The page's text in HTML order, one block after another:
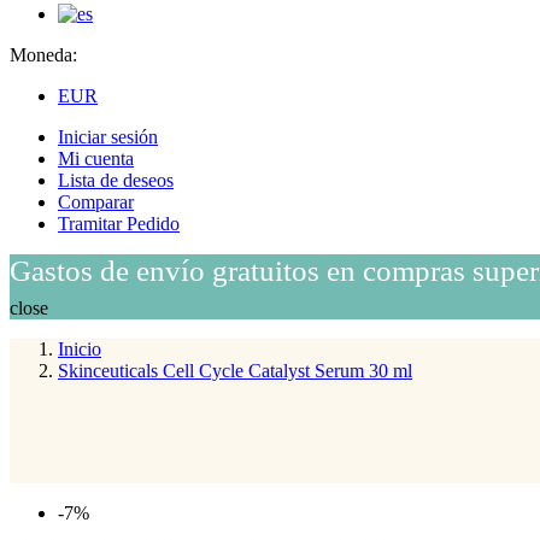
Moneda:
EUR
Iniciar sesión
Mi cuenta
Lista de deseos
Comparar
Tramitar Pedido
Gastos de envío gratuitos en compras
close
Inicio
Skinceuticals Cell Cycle Catalyst Serum 30 ml
-7%